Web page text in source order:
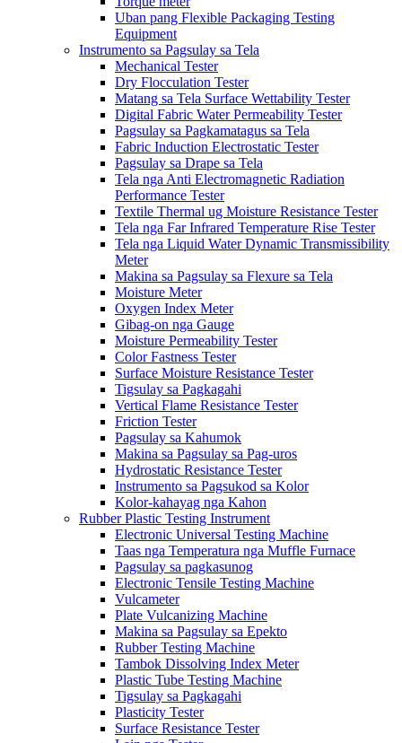
Uban pang Flexible Packaging Testing
Equipment
Instrumento sa Pagsulay sa Tela
Mechanical Tester
Dry Flocculation Tester
Matang sa Tela Surface Wettability Tester
Digital Fabric Water Permeability Tester
Pagsulay sa Pagkamatagus sa Tela
Fabric Induction Electrostatic Tester
Pagsulay sa Drape sa Tela
Tela nga Anti Electromagnetic Radiation
Performance Tester
Textile Thermal ug Moisture Resistance Tester
Tela nga Far Infrared Temperature Rise Tester
Tela nga Liquid Water Dynamic Transmissibility
Meter
Makina sa Pagsulay sa Flexure sa Tela
Moisture Meter
Oxygen Index Meter
Gibag-on nga Gauge
Moisture Permeability Tester
Color Fastness Tester
Surface Moisture Resistance Tester
Tigsulay sa Pagkagahi
Vertical Flame Resistance Tester
Friction Tester
Pagsulay sa Kahumok
Makina sa Pagsulay sa Pag-uros
Hydrostatic Resistance Tester
Instrumento sa Pagsukod sa Kolor
Kolor-kahayag nga Kahon
Rubber Plastic Testing Instrument
Electronic Universal Testing Machine
Taas nga Temperatura nga Muffle Furnace
Pagsulay sa pagkasunog
Electronic Tensile Testing Machine
Vulcameter
Plate Vulcanizing Machine
Makina sa Pagsulay sa Epekto
Rubber Testing Machine
Tambok Dissolving Index Meter
Plastic Tube Testing Machine
Tigsulay sa Pagkagahi
Plasticity Tester
Surface Resistance Tester